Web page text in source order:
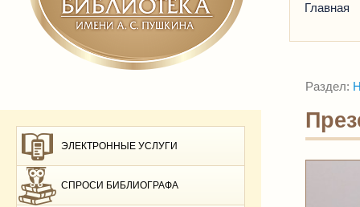
Главная
ЭЛЕКТРОННЫЕ УСЛУГИ
СПРОСИ БИБЛИОГРАФА
Раздел: